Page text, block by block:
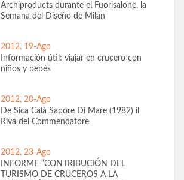
Archiproducts durante el Fuorisalone, la
Semana del Diseño de Milán
2012, 19-Ago
Información útil: viajar en crucero con
niños y bebés
2012, 20-Ago
De Sica Calà Sapore Di Mare (1982) il
Riva del Commendatore
2012, 23-Ago
INFORME “CONTRIBUCIÓN DEL
TURISMO DE CRUCEROS A LA